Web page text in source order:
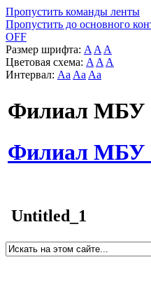
Пропустить команды ленты
Пропустить до основного
OFF
Размер шрифта: A A A
Цветовая схема: A A A
Интервал: Aa Aa Aa
Филиал МБУ
Филиал МБУ
Untitled_1